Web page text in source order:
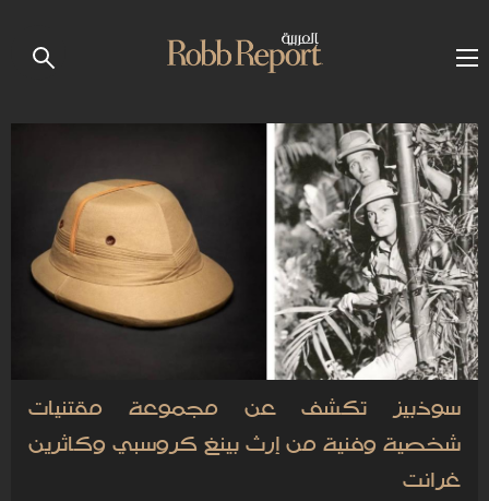
سوذبيز تكشف عن مجموعة مقتنيات
شخصية وفنية من إرث بينغ كروسبي وكاثرين
غرانت